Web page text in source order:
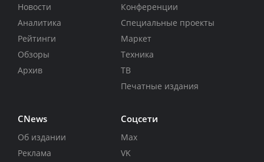
Новости
Аналитика
Рейтинги
Обзоры
Архив
Конференции
Специальные проекты
Маркет
Техника
ТВ
Печатные издания
CNews
Об издании
Реклама
Соцсети
Max
VK